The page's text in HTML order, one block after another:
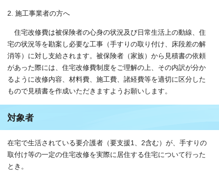
2. 施工事業者の方へ
住宅改修費は被保険者の心身の状況及び日常生活上の動線、住
宅の状況等を勘案し必要な工事（手すりの取り付け、床段差の解
消等）に対し支給されます。被保険者（家族）から見積書の依頼
があった際には、住宅改修費制度をご理解の上、その内訳が分か
るように改修内容、材料費、施工費、諸経費等を適切に区分した
もので見積書を作成いただきますようお願いします。
対象者
在宅で生活されている要介護者（要支援1、2含む）が、手すりの
取付け等の一定の住宅改修を実際に居住する住宅について行った
とき。